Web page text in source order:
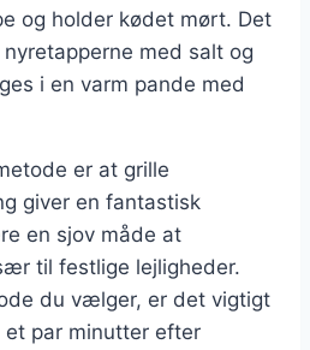
og holder kødet mørt. Det
med salt og
i en varm pande med
er at grille
giver en fantastisk
en sjov måde at
til festlige lejligheder.
du vælger, er det vigtigt
par minutter efter